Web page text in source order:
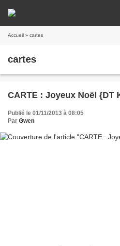
Accueil » cartes
cartes
CARTE : Joyeux Noël {DT
Publié le 01/11/2013 à 08:05
Par Gwen